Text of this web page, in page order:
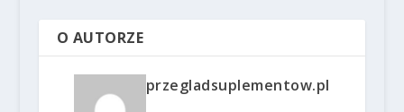
O AUTORZE
przegladsuplementow.pl